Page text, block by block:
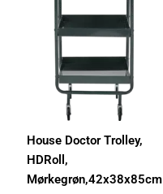
House Doctor Trolley,
HDRoll,
Mørkegrøn,42x38x85cm